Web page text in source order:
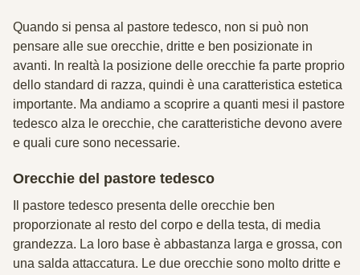
Quando si pensa al pastore tedesco, non si può non
pensare alle sue orecchie, dritte e ben posizionate in
avanti. In realtà la posizione delle orecchie fa parte proprio
dello standard di razza, quindi è una caratteristica estetica
importante. Ma andiamo a scoprire a quanti mesi il pastore
tedesco alza le orecchie, che caratteristiche devono avere
e quali cure sono necessarie.
Orecchie del pastore tedesco
Il pastore tedesco presenta delle orecchie ben
proporzionate al resto del corpo e della testa, di media
grandezza. La loro base è abbastanza larga e grossa, con
una salda attaccatura. Le due orecchie sono molto dritte e